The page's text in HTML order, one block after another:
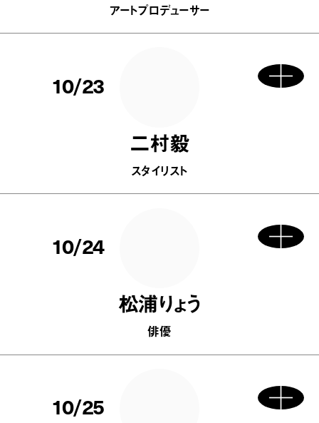
アートプロデューサー
10/23
二村毅
スタイリスト
10/24
松浦りょう
俳優
10/25